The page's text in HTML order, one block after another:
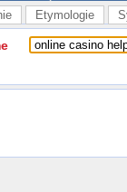
Etymologie